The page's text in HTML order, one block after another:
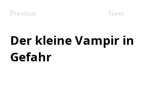
Previous Next
Der kleine Vampir in
Gefahr